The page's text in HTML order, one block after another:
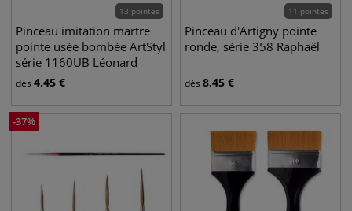
13 pointes
Pinceau imitation martre
pointe usée bombée ArtStyl
série 1160UB Léonard
dès 4,45 €
11 pointes
Pinceau d'Artigny pointe
ronde, série 358 Raphaël
dès 8,45 €
-37%